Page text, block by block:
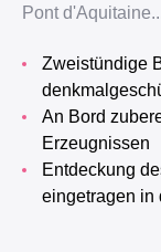
Pont
Zweistündige Bootsfahrt entlang der
An Bord zubereitete Speisen aus frischen und lokalen
Erzeugnissen
Entdeckung des Port de la Lune von Bordeaux,
eingetragen in